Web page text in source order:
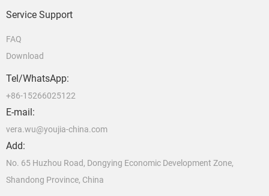
Service Support
FAQ
Download
Tel/WhatsApp:
+86-15266025122
E-mail:
vera.wu@youjia-china.com
Add:
No. 65 Huzhou Road, Dongying Economic Development Zone,
Shandong Province, China